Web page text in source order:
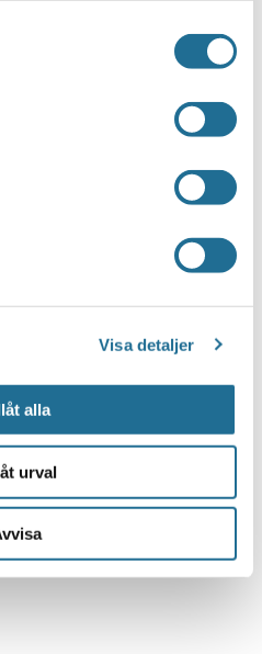
Visa detaljer
alla
urval